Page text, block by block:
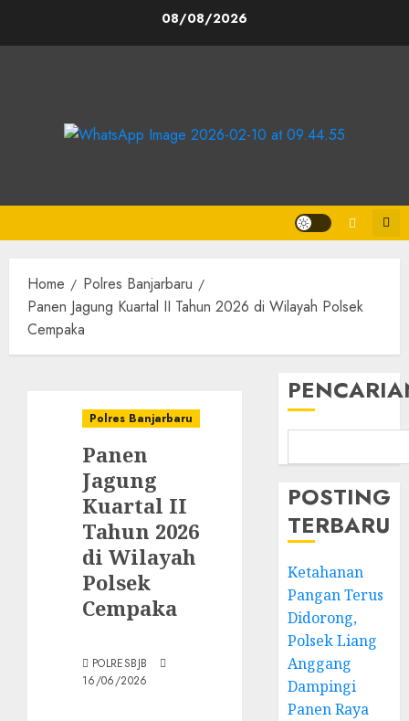
08/08/2026
Home
Polres Banjarbaru
Panen Jagung Kuartal II Tahun 2026 di Wilayah Polsek
Cempaka
Polres Banjarbaru
Panen
Jagung
Kuartal II
Tahun 2026
di Wilayah
Polsek
Cempaka
POLRESBJB
16/06/2026
POSTING
TERBARU
Ketahanan
Pangan Terus
Didorong,
Polsek Liang
Anggang
Dampingi
Panen Raya